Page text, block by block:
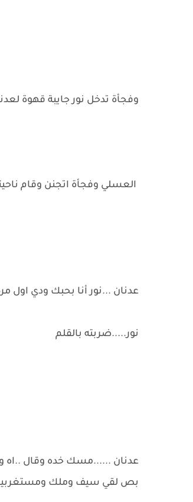
وفجأة تدخل نور جايبة قهوة
العسلي وفجأة اتجنن وقام
عدنان ...نور أنا بحبك ودي اول
نور.....ضربته بالقلم
عدنان ......مسك خده وقال ..اه
بص لقي سيف وملك